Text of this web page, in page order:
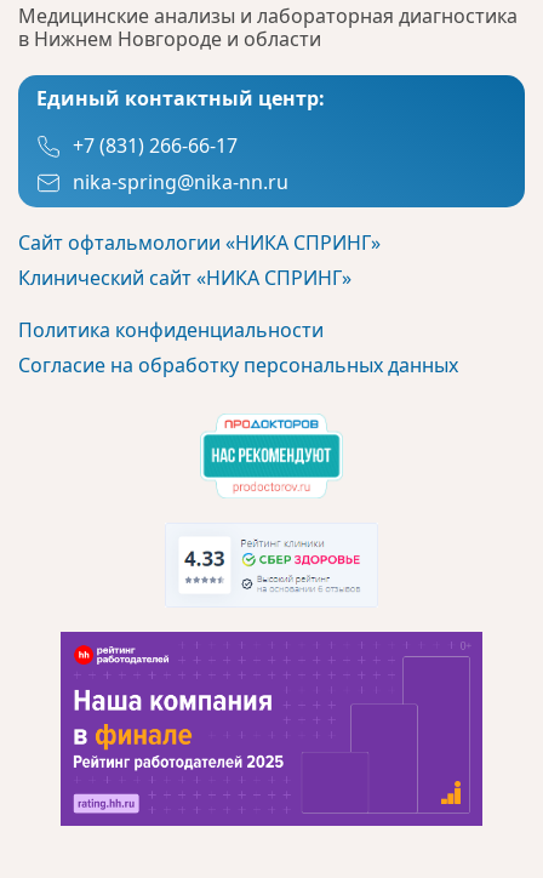
Медицинские анализы и лабораторная диагностика
в Нижнем Новгороде и области
Единый контактный центр:
+7 (831) 266-66-17
nika-spring@nika-nn.ru
Сайт офтальмологии «НИКА СПРИНГ»
Клинический сайт «НИКА СПРИНГ»
Политика конфиденциальности
Согласие на обработку персональных данных